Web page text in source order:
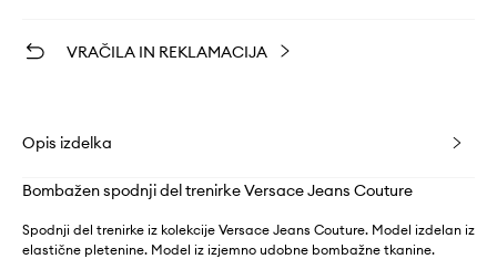
VRAČILA IN REKLAMACIJA
Opis izdelka
Bombažen spodnji del trenirke Versace Jeans Couture
Spodnji del trenirke iz kolekcije Versace Jeans Couture. Model izdelan iz
elastične pletenine. Model iz izjemno udobne bombažne tkanine.